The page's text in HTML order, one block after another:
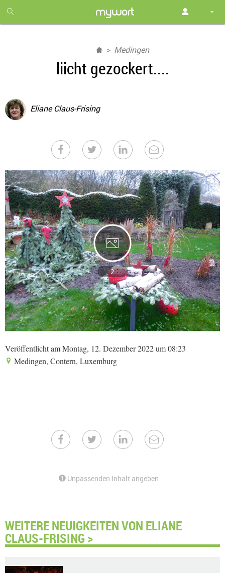
month
free
Medingen
liicht gezockert....
Eliane Claus-Frising
2
Veröffentlicht am Montag, 12. Dezember 2022 um 08:23
Medingen, Contern, Luxemburg
Unpassenden Inhalt angeben
WEITERE NEUIGKEITEN VON ELIANE
CLAUS-FRISING >